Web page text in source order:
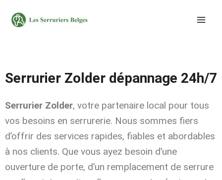
Serrurier Zolder dépannage 24h/7
Serrurier Zolder, votre partenaire local pour tous
vos besoins en serrurerie. Nous sommes fiers
d’offrir des services rapides, fiables et abordables
à nos clients. Que vous ayez besoin d’une
ouverture de porte, d’un remplacement de serrure